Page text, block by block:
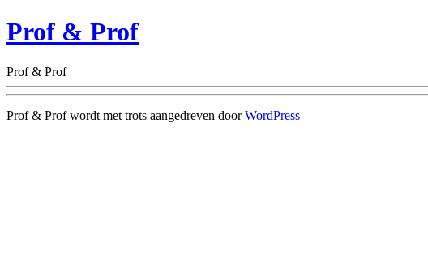
Prof & Prof
Prof & Prof
Prof & Prof wordt met trots aangedreven doorWordPress